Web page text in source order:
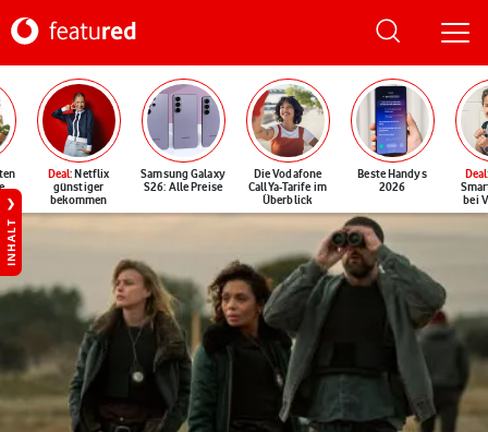
Deal: Netflix
günstiger
bekommen
Samsung Galaxy
S26: Alle Preise
Die Vodafone
CallYa-Tarife im
Überblick
Beste Handys
2026
Deal
bei
INHALT